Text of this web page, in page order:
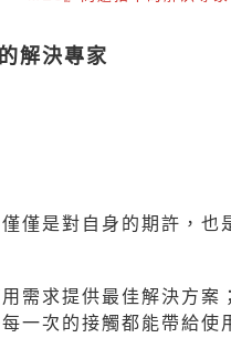
解決專家
僅是對自身的期許，
需求提供最佳解決方
一次的接觸都能帶給